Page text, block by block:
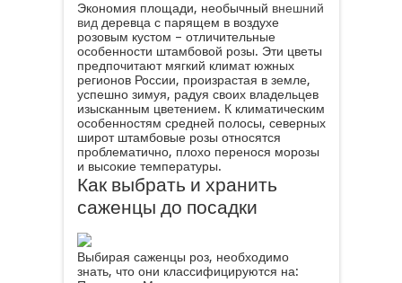
Экономия площади, необычный внешний
виддеревца с парящем в воздухе
розовым кустом – отличительные
особенности штамбовой розы. Эти цветы
предпочитают мягкий климат южных
регионов России, произрастая в земле,
успешно зимуя, радуя своих владельцев
изысканным цветением. К климатическим
особенностям средней полосы, северных
широт штамбовые розы относятся
проблематично, плохо перенося морозы
и высокие температуры.
Как выбрать и хранить
саженцы до посадки
Выбирая саженцы роз, необходимо
знать, что они классифицируются на: